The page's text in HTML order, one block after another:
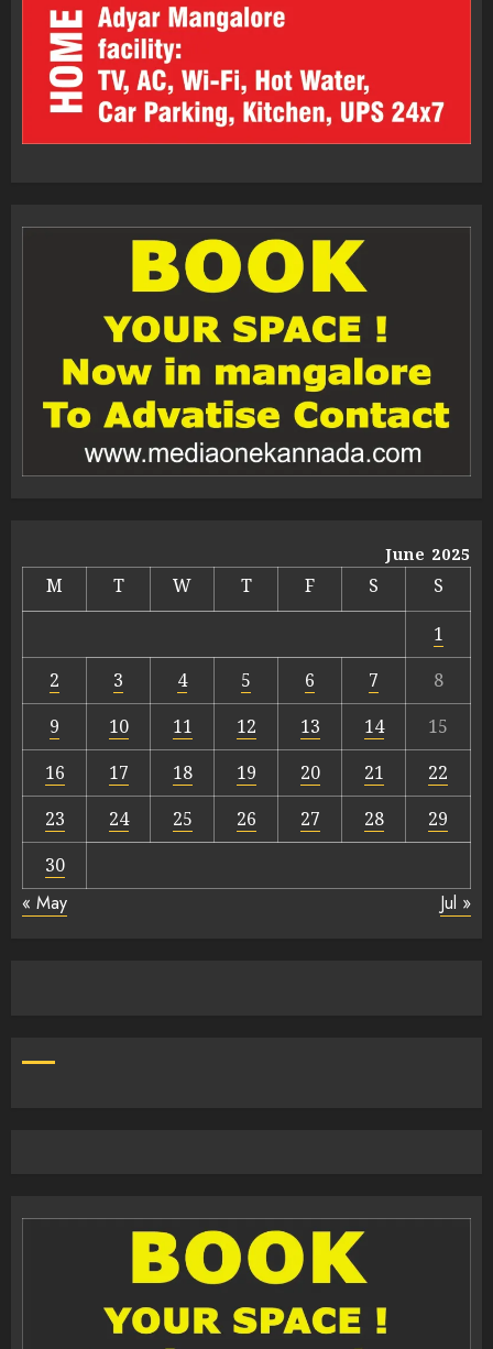
June 2025
M T W T F S
S
1
2
3 4 5 6 7
8
9
10 11 12 13 14
15
16
17 18 19 20 21
22
23
24 25 26 27 28
29
30
« May Jul »